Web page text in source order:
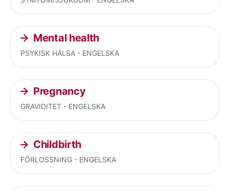
Mental health
PSYKISK HÄLSA - ENGELSKA
Pregnancy
GRAVIDITET - ENGELSKA
Childbirth
FÖRLOSSNING - ENGELSKA